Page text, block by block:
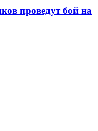
проведут бой на